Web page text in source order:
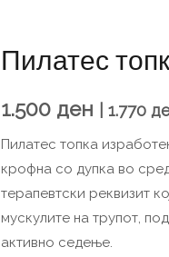
Пилатес
1.500 ден 1.770
Пилатес топка
крофна со дупка во
терапевтски реквизит
мускулите на трупот,
активно седење.
Пилатес
крофна